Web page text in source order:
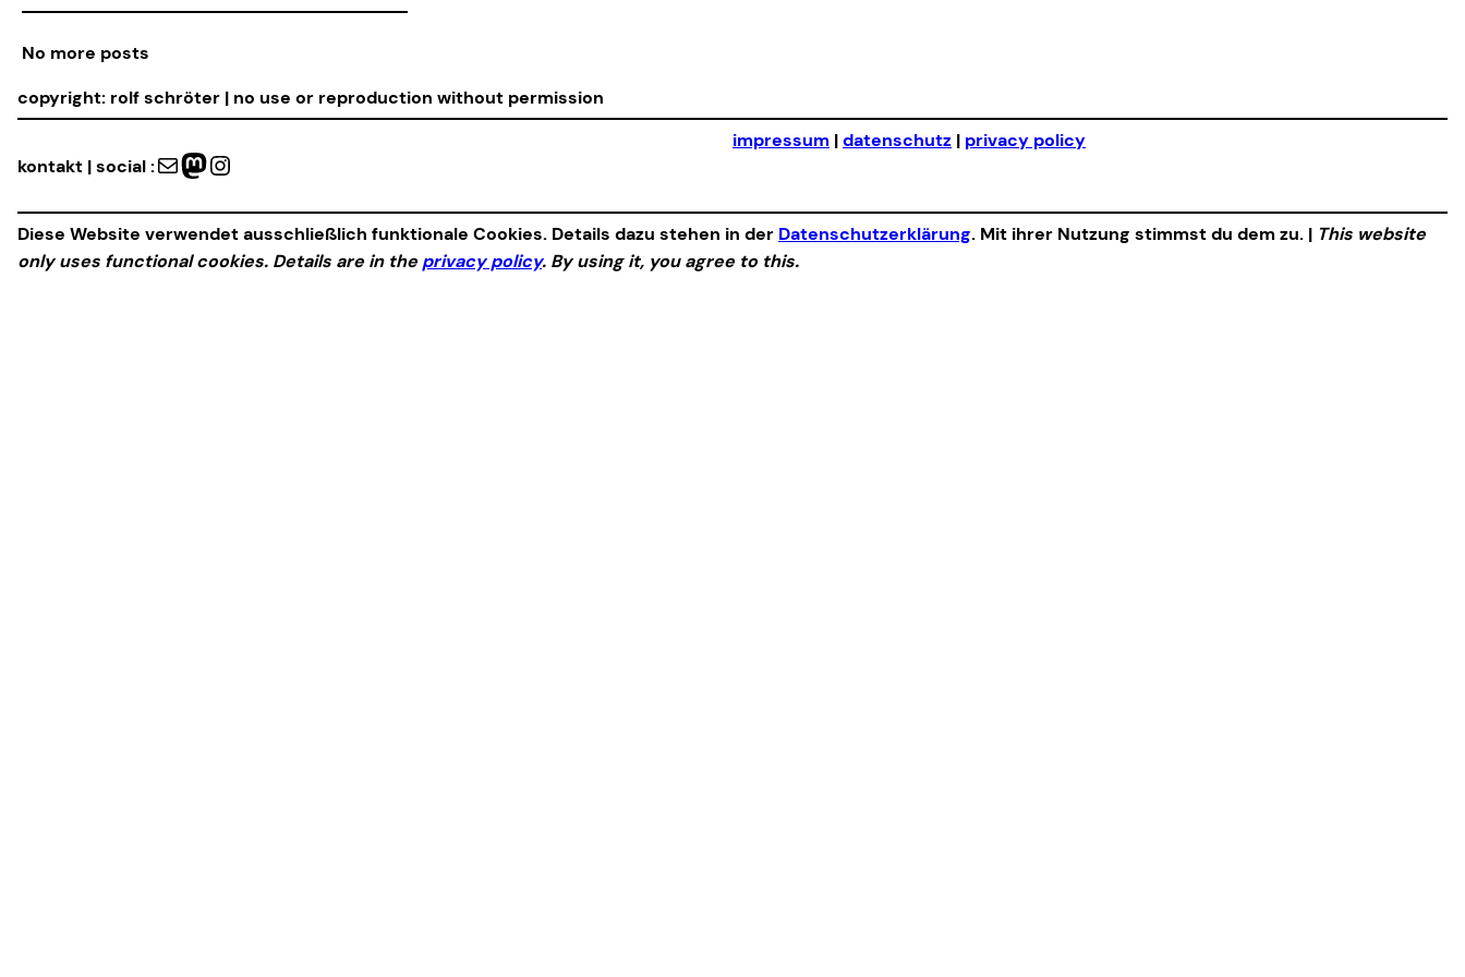
No more posts
copyright: rolf schröter | no use or reproduction without permission
kontakt | social :Mail Mastodon Instagram
impressum |datenschutz | privacy policy
Diese Website verwendet ausschließlich funktionale Cookies. Details dazu stehen in der Datenschutzerklärung. Mit ihrer Nutzung stimmst du dem zu. | This website
only uses functional cookies. Details are in the privacy policy. By using it, you agree to this.